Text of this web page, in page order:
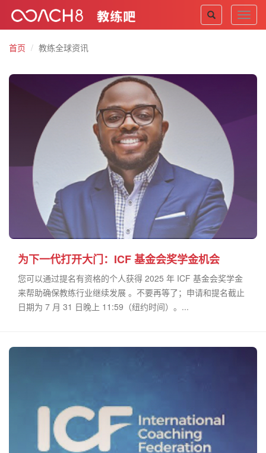
首页
教练全球资讯
为下一代打开大门：ICF 基金会奖学金机会
您可以通过提名有资格的个人获得 2025 年 ICF 基金会奖学金
来帮助确保教练行业继续发展 。不要再等了；申请和提名截止
日期为 7 月 31 日晚上 11:59（纽约时间）。...